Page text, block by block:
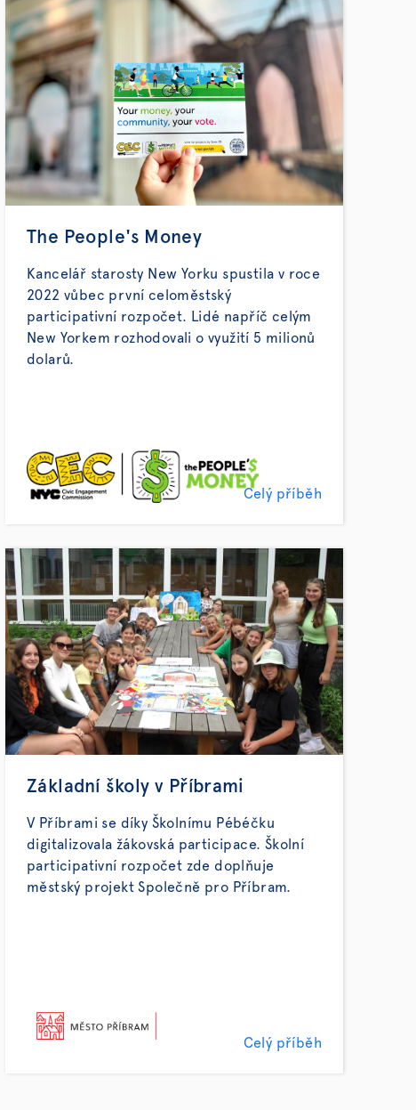
The People's Money
Kancelář starosty New Yorku spustila v roce
2022 vůbec první celoměstský
participativní rozpočet. Lidé napříč celým
New Yorkem rozhodovali o využití 5 milionů
dolarů.
Celý příběh
Základní školy v Příbrami
V Příbrami se díky Školnímu Pébéčku
digitalizovala žákovská participace. Školní
participativní rozpočet zde doplňuje
městský projekt Společně pro Příbram.
Celý příběh